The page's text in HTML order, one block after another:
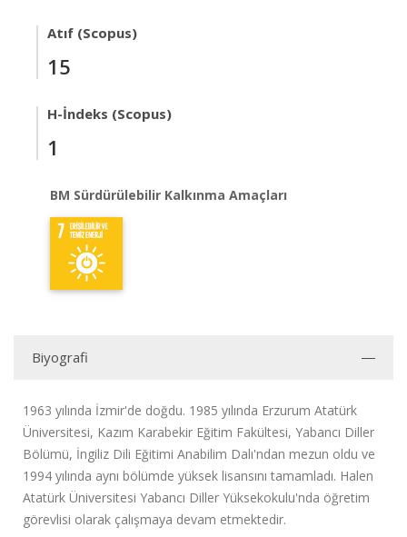
Atıf (Scopus)
15
H-İndeks (Scopus)
1
BM Sürdürülebilir Kalkınma Amaçları
Biyografi
1963 yılında İzmir'de doğdu. 1985 yılında Erzurum Atatürk
Üniversitesi, Kazım Karabekir Eğitim Fakültesi, Yabancı Diller
Bölümü, İngiliz Dili Eğitimi Anabilim Dalı'ndan mezun oldu ve
1994 yılında aynı bölümde yüksek lisansını tamamladı. Halen
Atatürk Üniversitesi Yabancı Diller Yüksekokulu'nda öğretim
görevlisi olarak çalışmaya devam etmektedir.